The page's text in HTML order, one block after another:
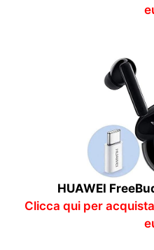
HUAWEI
Clicca qui per